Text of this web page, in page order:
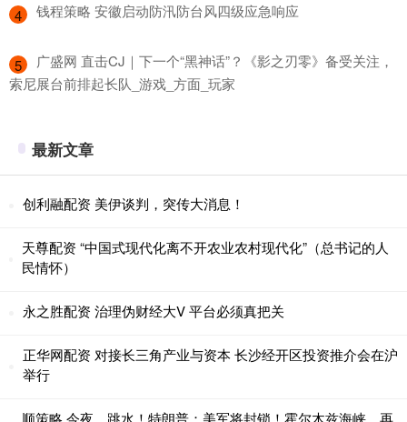
4 ​钱程策略 安徽启动防汛防台风四级应急响应
5
​广盛网 直击CJ｜下一个“黑神话”？《影之刃零》备受关注，
索尼展台前排起长队_游戏_方面_玩家
最新文章
创利融配资 美伊谈判，突传大消息！
天尊配资 “中国式现代化离不开农业农村现代化”（总书记的人
民情怀）
永之胜配资 治理伪财经大V 平台必须真把关
正华网配资 对接长三角产业与资本 长沙经开区投资推介会在沪
举行
顺策略 今夜，跳水！特朗普：美军将封锁！霍尔木兹海峡，再